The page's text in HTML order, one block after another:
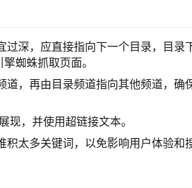
过深，应直接指向下一个目录，目录
蜘蛛抓取页面。
道，再由目录频道指向其他频道，确
现，并使用超链接文本。
积太多关键词，以免影响用户体验和